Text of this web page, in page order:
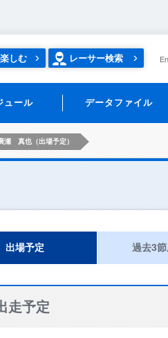
しむ レーサー検索
ュール データファイル
瀬 真也（出場予定）
出場予定 過去3
走予定